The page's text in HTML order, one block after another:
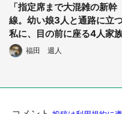
「指定席まで大混雑の新幹
線。幼い娘3人と通路に立
私に、目の前に座る4人家
が...」（神奈川県・40代女
性）
福田 週人